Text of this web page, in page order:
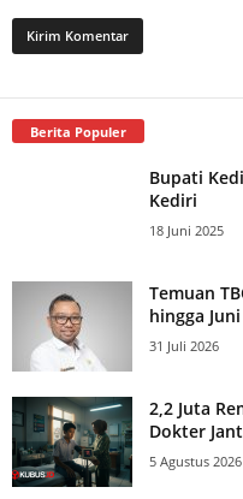
Berita Populer
Bupati
Kediri
18 Juni 2025
Temuan
hingga
31 Juli 2026
2,2 Juta
Dokter
5 Agustus 2026